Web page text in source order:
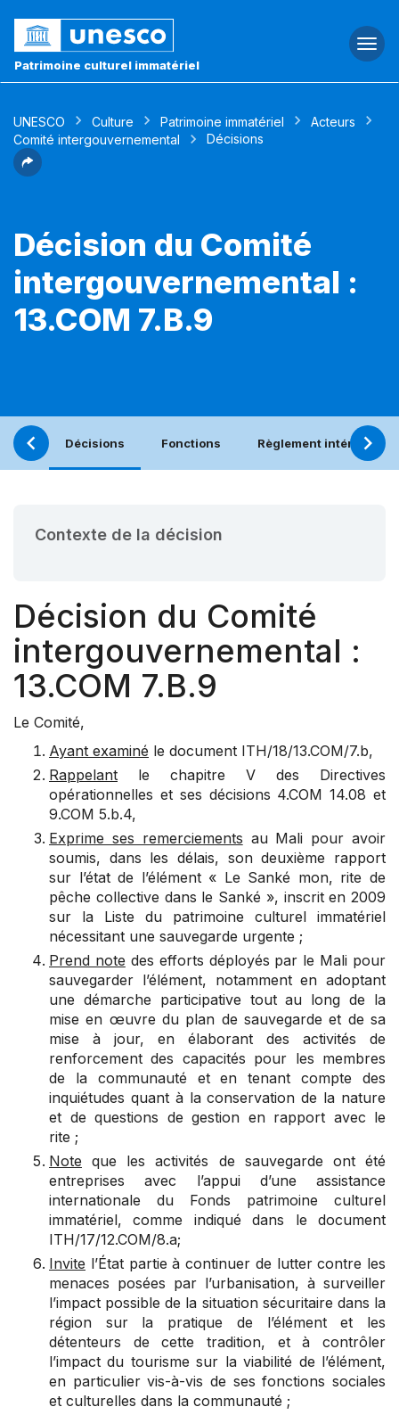
Patrimoine culturel immatériel
UNESCO Culture Patrimoine immatériel
Acteurs
Comité intergouvernemental
Décisions
Décision du Comité
intergouvernemental :
13.COM 7.B.9
Décisions Fonctions Règlement intérieur
Contexte de la décision
Décision du Comité
intergouvernemental :
13.COM 7.B.9
Le Comité,
Ayant examiné le document ITH/18/13.COM/7.b,
Rappelant le chapitre V des Directives
opérationnelles et ses décisions 4.COM 14.08 et
9.COM 5.b.4,
Exprime ses remerciements au Mali pour avoir
soumis, dans les délais, son deuxième rapport
sur l’état de l’élément « Le Sanké mon, rite de
pêche collective dans le Sanké », inscrit en 2009
sur la Liste du patrimoine culturel immatériel
nécessitant une sauvegarde urgente ;
Prend note des efforts déployés par le Mali pour
sauvegarder l’élément, notamment en adoptant
une démarche participative tout au long de la
mise en œuvre du plan de sauvegarde et de sa
mise à jour, en élaborant des activités de
renforcement des capacités pour les membres
de la communauté et en tenant compte des
inquiétudes quant à la conservation de la nature
et de questions de gestion en rapport avec le
rite ;
Note que les activités de sauvegarde ont été
entreprises avec l’appui d’une assistance
internationale du Fonds patrimoine culturel
immatériel, comme indiqué dans le document
ITH/17/12.COM/8.a;
Invite l’État partie à continuer de lutter contre les
menaces posées par l’urbanisation, à surveiller
l’impact possible de la situation sécuritaire dans la
région sur la pratique de l’élément et les
détenteurs de cette tradition, et à contrôler
l’impact du tourisme sur la viabilité de l’élément,
en particulier vis-à-vis de ses fonctions sociales
et culturelles dans la communauté ;